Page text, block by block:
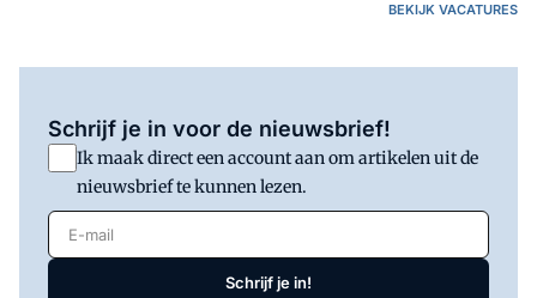
BEKIJK VACATURES
Schrijf je in voor de nieuwsbrief!
Ik maak direct een account aan om artikelen uit de
nieuwsbrief te kunnen lezen.
E-mail
Schrijf je in!